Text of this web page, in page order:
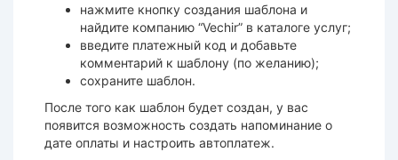
нажмите кнопку создания шаблона и
найдите компанию “Vechir” в каталоге услуг;
введите платежный код и добавьте
комментарий к шаблону (по желанию);
сохраните шаблон.
После того как шаблон будет создан, у вас
появится возможность создать напоминание о
дате оплаты и настроить автоплатеж.